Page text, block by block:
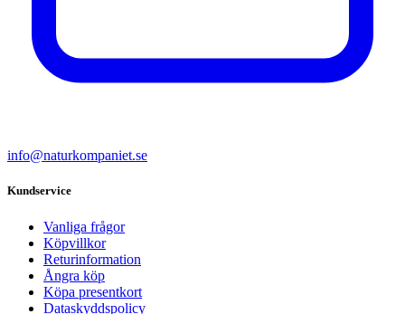
info@naturkompaniet.se
Kundservice
Vanliga frågor
Köpvillkor
Returinformation
Ångra köp
Köpa presentkort
Dataskyddspolicy